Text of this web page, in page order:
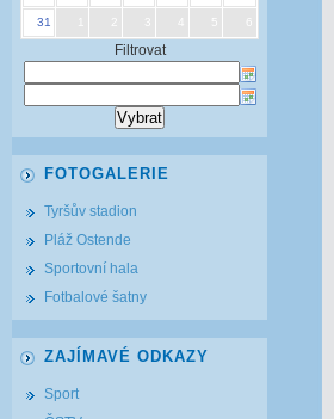
31 3 5
Filtrovat
FOTOGALERIE
Tyršův stadion
Pláž Ostende
Sportovní hala
Fotbalové šatny
ZAJÍMAVÉ ODKAZY
Sport